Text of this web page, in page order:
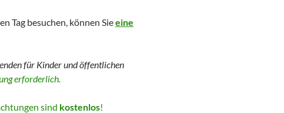
Tag besuchen, können Sieeine
für Kinder undöffentlichen
erforderlich.
sind kostenlos!